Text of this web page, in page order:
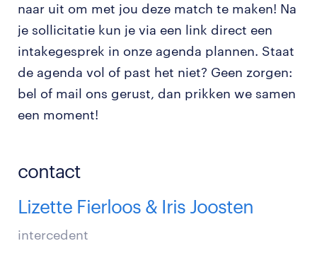
naar uit om met jou deze match te maken! Na
je sollicitatie kun je via een link direct een
intakegesprek in onze agenda plannen. Staat
de agenda vol of past het niet? Geen zorgen:
bel of mail ons gerust, dan prikken we samen
een moment!
contact
Lizette Fierloos & Iris Joosten
intercedent